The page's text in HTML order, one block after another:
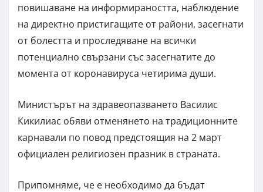
повишаване на информираността, наблюдение
на директно пристигащите от райони, засегнати
от болестта и проследяване на всички
потенциално свързани със засегнатите до
момента от коронавируса четирима души.
Министърът на здравеопазването Василис
Кикилиас обяви отменянето на традиционните
карнавали по повод предстоящия на 2 март
официален религиозен празник в страната.
Припомняме, че е необходимо да бъдат